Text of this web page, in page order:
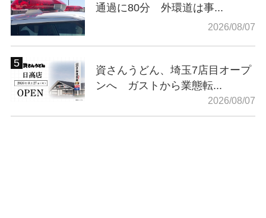
通過に80分 外環道は事...
2026/08/07
資さんうどん、埼玉7店目オープ
ンへ ガストから業態転...
2026/08/07